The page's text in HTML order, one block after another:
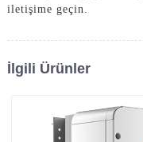
iletişime geçin.
İlgili Ürünler